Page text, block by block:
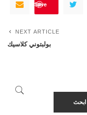
Save
NEXT ARTICLE
بولبتوني كلاسيك
ابحث